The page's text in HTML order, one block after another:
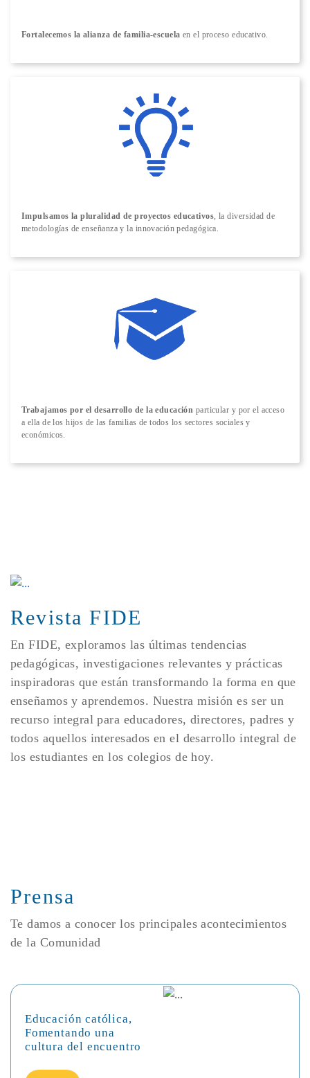
Fortalecemos la alianza de familia-escuela en el proceso educativo.
Impulsamos la pluralidad de proyectos educativos , la diversidad de
metodologías de enseñanza y la innovación pedagógica.
Trabajamos por el desarrollo de la educación particular y por el acceso
a ella de los hijos de las familias de todos los sectores sociales y
económicos.
Revista FIDE
En FIDE, exploramos las últimas tendencias
pedagógicas, investigaciones relevantes y prácticas
inspiradoras que están transformando la forma en que
enseñamos y aprendemos. Nuestra misión es ser un
recurso integral para educadores, directores, padres y
todos aquellos interesados en el desarrollo integral de
los estudiantes en los colegios de hoy.
Prensa
Te damos a conocer los principales acontecimientos
de la Comunidad
Educación católica,
Fomentando una
cultura del encuentro